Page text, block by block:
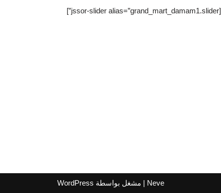
[jssor-slider alias=”grand_mart_damam1.slider”]
Neve | مشغل بواسطة WordPress
اشترك لتصلك عروض مراكز التسوق